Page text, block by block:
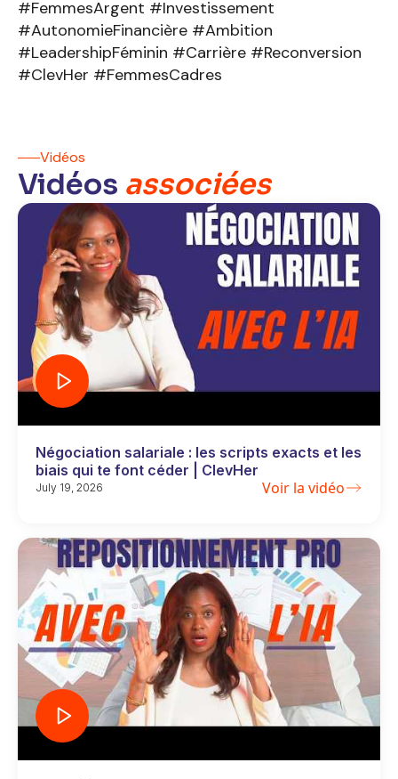
#FemmesArgent #Investissement
#AutonomieFinancière #Ambition
#LeadershipFéminin #Carrière #Reconversion
#ClevHer #FemmesCadres
Vidéos
Vidéos associées
Négociation salariale : les scripts exacts et les
biais qui te font céder | ClevHer
July 19, 2026 Voir la vidéo